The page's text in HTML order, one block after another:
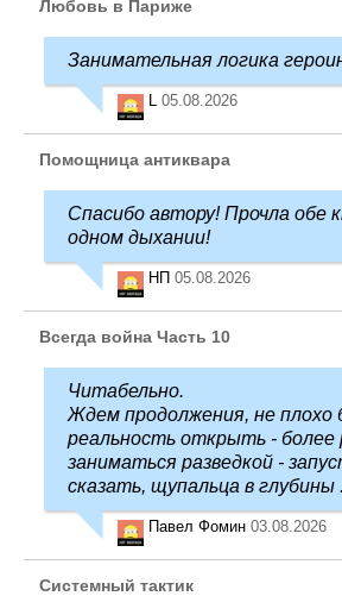
Любовь в Париже
Занимательная логика
L 05.08.2026
Помощница антиквара
Спасибо автору! Прочла обе
одном дыхании!
НП 05.08.2026
Всегда война Часть 10
Читабельно.
Ждем продолжения, не плохо
реальность открыть -
заниматься разведкой -
сказать, щупальца в глубины
Павел Фомин 03.08.2026
Системный тактик